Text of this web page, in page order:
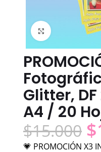
Click to
Glitter,
A4 / 20
$15.000 $
💗 PROMOCIÓN X3